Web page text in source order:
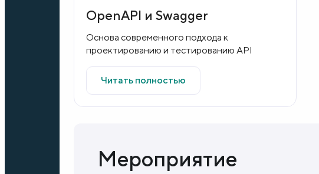
OpenAPI и Swagger
Основа современного подхода к
проектированию и тестированию API
Читать полностью
Мероприятие